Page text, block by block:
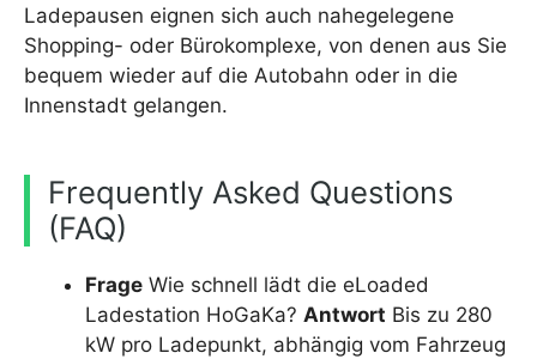
Ladepausen eignen sich auch nahegelegene
Shopping- oder Bürokomplexe, von denen aus Sie
bequem wieder auf die Autobahn oder in die
Innenstadt gelangen.
Frequently Asked Questions
(FAQ)
Frage Wie schnell lädt die eLoaded
Ladestation HoGaKa? Antwort Bis zu 280
kW pro Ladepunkt, abhängig vom Fahrzeug